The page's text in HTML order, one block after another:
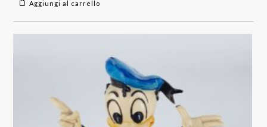
Aggiungi al carrello